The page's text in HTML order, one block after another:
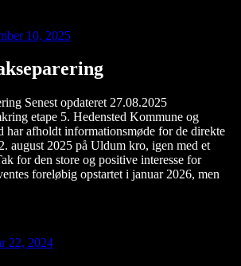
10, 2025
Senest opdateret 27.08.2025
etape 5. Hedensted Kommune og
har afholdt informationsmøde for de direkte
august 2025 på Uldum kro, igen med et
for den store og positive interesse for
foreløbig opstartet i januar 2026, men
22, 2024